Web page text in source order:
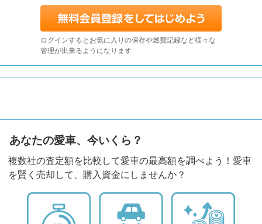
ログインするとお気に入りの保存や燃費記録など様々な
管理が出来るようになります
あなたの愛車、今いくら？
複数社の査定額を比較して愛車の最高額を調べよう！愛車
を賢く売却して、購入資金にしませんか？